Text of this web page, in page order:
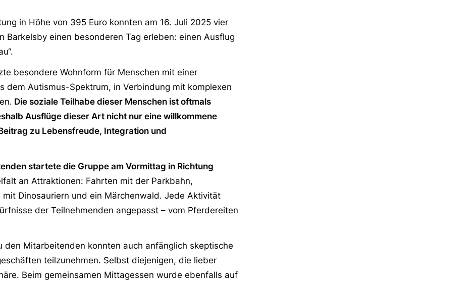
in Höhe von 395 Euro konnten am 16. Juli 2025 vier
Barkelsby einen besonderen Tag erleben: einen Ausflug
besondere Wohnform für Menschen mit einer
dem Autismus-Spektrum, in Verbindung mit komplexen
Die soziale Teilhabe dieser Menschen ist oftmals
Ausflüge dieser Art nicht nur eine willkommene
zu Lebensfreude, Integration und
startete die Gruppe am Vormittag in Richtung
an Attraktionen: Fahrten mit der Parkbahn,
Dinosauriern und ein Märchenwald. Jede Aktivität
der Teilnehmenden angepasst – vom Pferdereiten
den Mitarbeitenden konnten auch anfänglich skeptische
teilzunehmen. Selbst diejenigen, die lieber
Beim gemeinsamen Mittagessen wurde ebenfalls auf